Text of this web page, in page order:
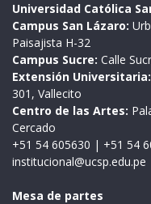
Universidad Católica
Campus San Lázaro:
Paisajista H-32
Campus Sucre: Calle
Extensión Universitaria:
301, Vallecito
Centro de las Artes:
Cercado
+51 54 605630 | +51 54
institucional@ucsp.edu.pe
Mesa de partes